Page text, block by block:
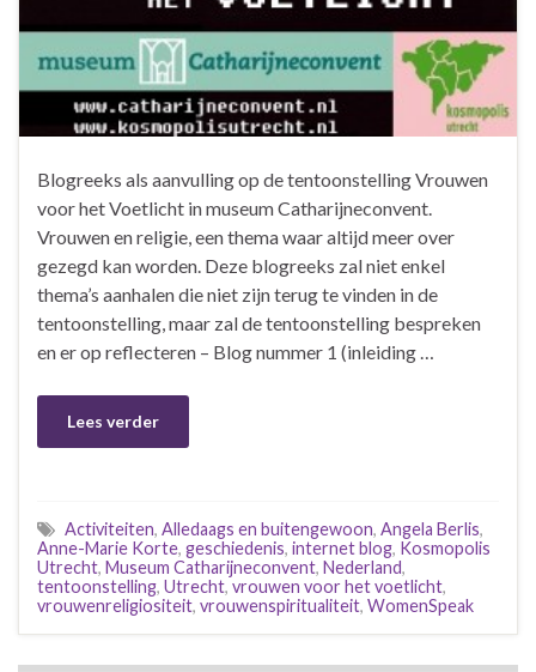
Blogreeks als aanvulling op de tentoonstelling Vrouwen
voor het Voetlicht in museum Catharijneconvent.
Vrouwen en religie, een thema waar altijd meer over
gezegd kan worden. Deze blogreeks zal niet enkel
thema’s aanhalen die niet zijn terug te vinden in de
tentoonstelling, maar zal de tentoonstelling bespreken
en er op reflecteren – Blog nummer 1 (inleiding …
Lees verder
Activiteiten, Alledaags en buitengewoon, Angela Berlis,
Anne-Marie Korte, geschiedenis, internet blog, Kosmopolis
Utrecht, Museum Catharijneconvent, Nederland,
tentoonstelling, Utrecht, vrouwen voor het voetlicht,
vrouwenreligiositeit, vrouwenspiritualiteit, WomenSpeak